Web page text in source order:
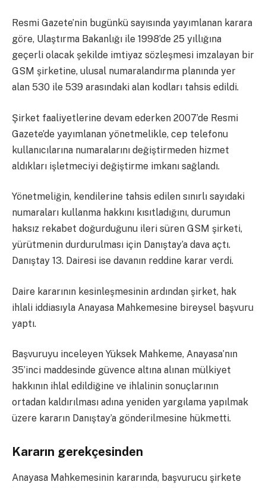
Resmi Gazete’nin bugünkü sayısında yayımlanan karara
göre, Ulaştırma Bakanlığı ile 1998’de 25 yıllığına
geçerli olacak şekilde imtiyaz sözleşmesi imzalayan bir
GSM şirketine, ulusal numaralandırma planında yer
alan 530 ile 539 arasındaki alan kodları tahsis edildi.
Şirket faaliyetlerine devam ederken 2007’de Resmi
Gazete’de yayımlanan yönetmelikle, cep telefonu
kullanıcılarına numaralarını değiştirmeden hizmet
aldıkları işletmeciyi değiştirme imkanı sağlandı.
Yönetmeliğin, kendilerine tahsis edilen sınırlı sayıdaki
numaraları kullanma hakkını kısıtladığını, durumun
haksız rekabet doğurduğunu ileri süren GSM şirketi,
yürütmenin durdurulması için Danıştay’a dava açtı.
Danıştay 13. Dairesi ise davanın reddine karar verdi.
Daire kararının kesinleşmesinin ardından şirket, hak
ihlali iddiasıyla Anayasa Mahkemesine bireysel başvuru
yaptı.
Başvuruyu inceleyen Yüksek Mahkeme, Anayasa’nın
35’inci maddesinde güvence altına alınan mülkiyet
hakkının ihlal edildiğine ve ihlalinin sonuçlarının
ortadan kaldırılması adına yeniden yargılama yapılmak
üzere kararın Danıştay’a gönderilmesine hükmetti.
Kararın gerekçesinden
Anayasa Mahkemesinin kararında, başvurucu şirkete